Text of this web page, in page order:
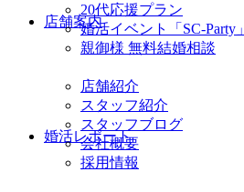
20代応援プラン
婚活イベント「SC-Party」
親御様 無料結婚相談
店舗案内
店舗紹介
スタッフ紹介
スタッフブログ
会社概要
採用情報
婚活レポート